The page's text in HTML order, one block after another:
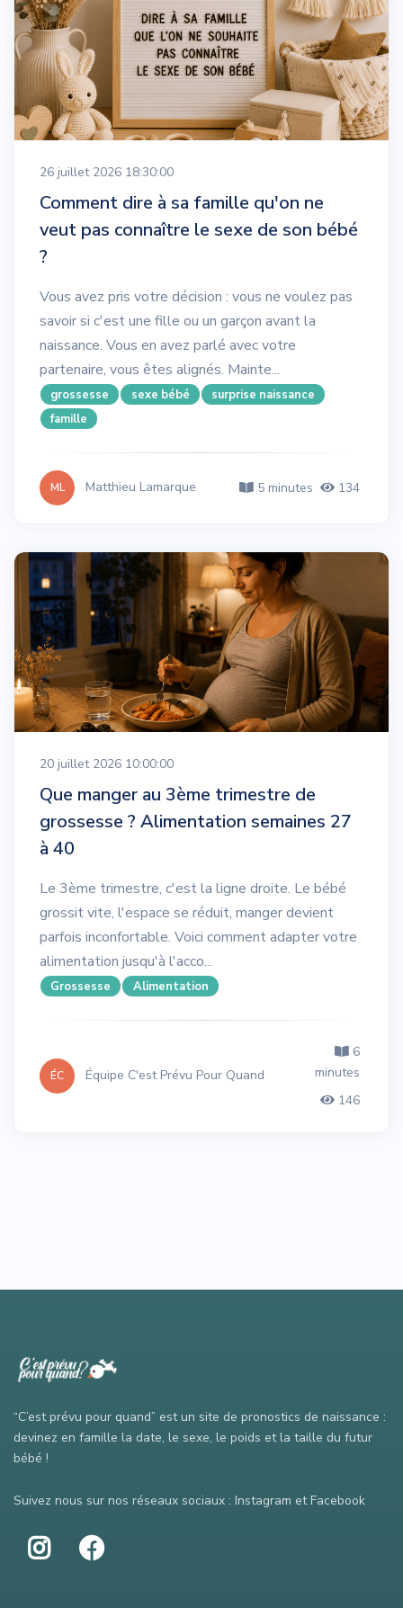
26 juillet 2026 18:30:00
Comment dire à sa famille qu'on ne
veut pas connaître le sexe de son bébé
?
Vous avez pris votre décision : vous ne voulez pas
savoir si c'est une fille ou un garçon avant la
naissance. Vous en avez parlé avec votre
partenaire, vous êtes alignés. Mainte...
grossesse sexe bébé
surprise naissance
famille
ML Matthieu Lamarque 5 minutes 134
20 juillet 2026 10:00:00
Que manger au 3ème trimestre de
grossesse ? Alimentation semaines 27
à 40
Le 3ème trimestre, c'est la ligne droite. Le bébé
grossit vite, l'espace se réduit, manger devient
parfois inconfortable. Voici comment adapter votre
alimentation jusqu'à l'acco...
Grossesse Alimentation
ÉC Équipe C'est Prévu Pour Quand
6
minutes
146
“C’est prévu pour quand” est un site de pronostics de naissance :
devinez en famille la date, le sexe, le poids et la taille du futur
bébé !
Suivez nous sur nos réseaux sociaux : Instagram et Facebook